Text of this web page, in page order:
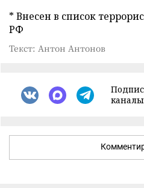
* Внесен в список
РФ
Текст: Антон Антонов
каналы